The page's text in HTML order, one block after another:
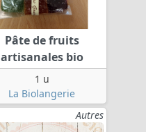
Pâte de fruits
artisanales bio
1 u
La Biolangerie
Autres